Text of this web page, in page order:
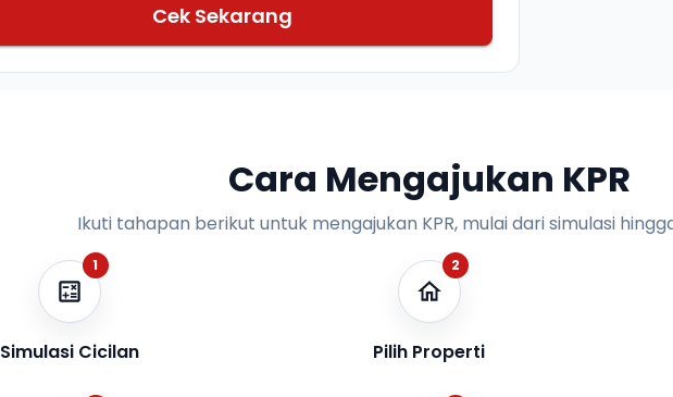
Cek Sekarang
Cara Mengajukan KPR
Ikuti tahapan berikut untuk mengajukan KPR, mulai dari simulasi
1
Simulasi Cicilan
2
Pilih Properti